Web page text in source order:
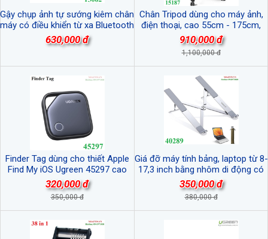
Gậy chụp ảnh tự sướng kiêm chân
máy có điều khiển từ xa Bluetooth
v5.1 Ugreen 15062/LP586 cao cấp
630,000 đ
Chân Tripod dùng cho máy ảnh,
điện thoại, cao 55cm - 175cm,
Xoay 360 độ Ugreen 15187/LP661
cao cấp
910,000 đ
1,100,000 đ
Finder Tag dùng cho thiết Apple
Find My iOS Ugreen 45297 cao
cấp
320,000 đ
350,000 đ
Giá đỡ máy tính bảng, laptop từ 8-
17,3 inch bằng nhôm di động có
túi đựng, gấp gọn Ugreen 40289
350,000 đ
380,000 đ